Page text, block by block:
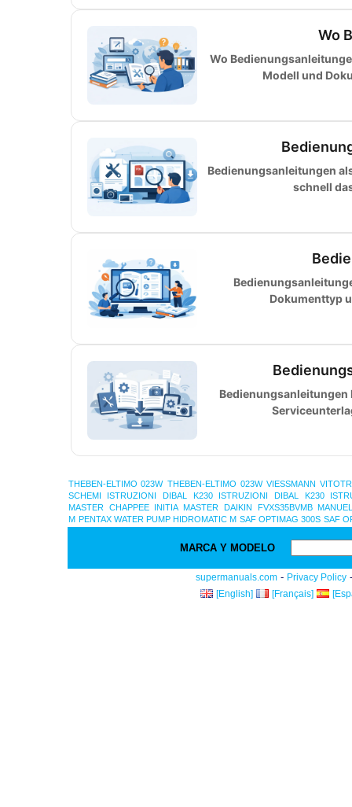
Wo
Wo
Modell und
Bedienungsanleitungen
schnell
Dokumenttyp
Bedienungsanleitungen
THEBEN-ELTIMO 023W THEBEN-ELTIMO 023W VIESSMANN
SCHEMI ISTRUZIONI
DIBAL K230 ISTRUZIONI
DIBAL K230
MASTER
CHAPPEE INITIA MASTER
DAIKIN FVXS35BVMB
M PENTAX WATER PUMP HIDROMATIC M SAF OPTIMAG 300S SAF
MARCA Y MODELO
supermanuals.com- Privacy Policy
[English] [Français]